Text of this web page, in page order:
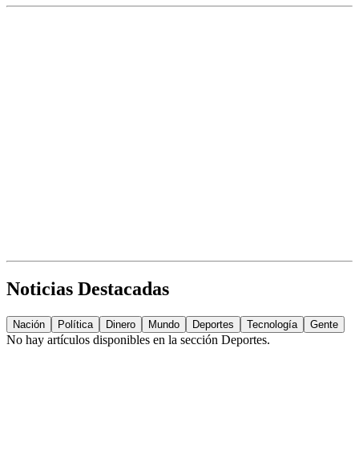
Noticias Destacadas
Nación Política Dinero Mundo Deportes Tecnología Gente
No hay artículos disponibles en la sección Deportes.